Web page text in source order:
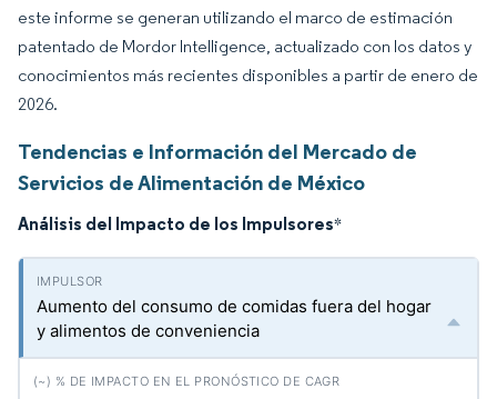
este informe se generan utilizando el marco de estimación
patentado de Mordor Intelligence, actualizado con los datos y
conocimientos más recientes disponibles a partir de enero de
2026.
Tendencias e Información del Mercado de
Servicios de Alimentación de México
Análisis del Impacto de los Impulsores*
Aumento del consumo de comidas fuera del hogar
y alimentos de conveniencia